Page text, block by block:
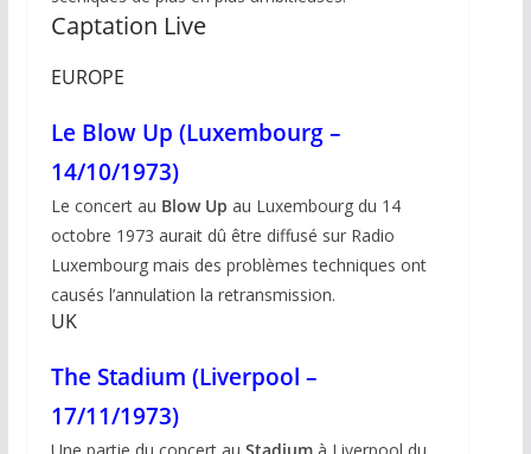
Captation Live
EUROPE
Le Blow Up (Luxembourg –
14/10/1973)
Le concert au Blow Up au Luxembourg du 14
octobre 1973 aurait dû être diffusé sur Radio
Luxembourg mais des problèmes techniques ont
causés l’annulation la retransmission.
UK
The Stadium (Liverpool –
17/11/1973)